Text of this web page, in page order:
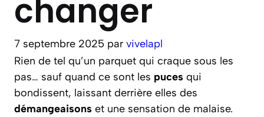
changer
7 septembre 2025 par vivelapl
Rien de tel qu’un parquet qui craque sous les
pas… sauf quand ce sont les puces qui
bondissent, laissant derrière elles des
démangeaisons et une sensation de malaise.